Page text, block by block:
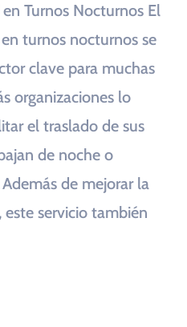
Turnos Nocturnos El
turnos nocturnos se
clave para muchas
organizaciones lo
el traslado de sus
de noche o
de mejorar la
servicio también